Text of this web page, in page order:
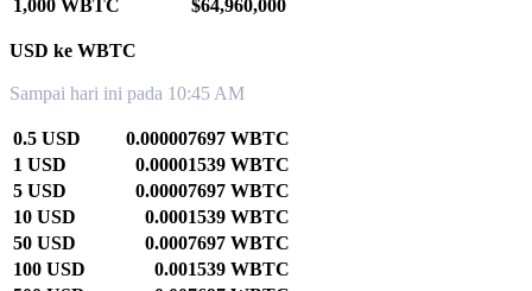
1,000 WBTC
$64,960,000
USD ke WBTC
Sampai hari ini pada 10:45 AM
0.5 USD
0.000007697 WBTC
1 USD
0.00001539 WBTC
5 USD
0.00007697 WBTC
10 USD
0.0001539 WBTC
50 USD
0.0007697 WBTC
100 USD
0.001539 WBTC